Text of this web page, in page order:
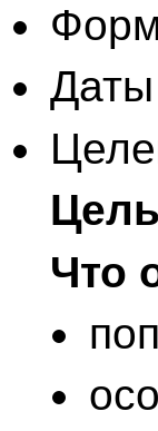
Даты
Цель
Что